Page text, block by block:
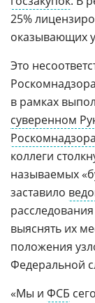
25%
оказывающих
Это
в рамках
суверенном
Роскомнадзора
коллеги
называемых
заставило
выяснять их
положения
Федеральной
«Мы и ФСБ